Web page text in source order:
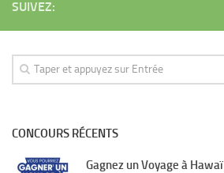
SUIVEZ:
CONCOURS RÉCENTS
Gagnez un Voyage à